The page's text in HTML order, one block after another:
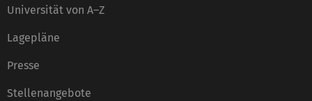
Universität von A–Z
Lagepläne
Presse
Stellenangebote